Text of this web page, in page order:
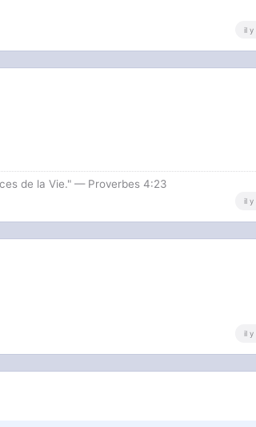
il y
de la Vie." — Proverbes 4:23
il y
il y